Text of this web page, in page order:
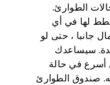
الطوارئ.
لها في أي
جانبا ، حتى لو
سيساعدك
أسرع في حالة
صندوق الطوارئ